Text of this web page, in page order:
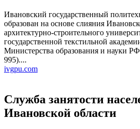
Ивановский государственный
образован на основе слияния
архитектурно-строительного
государственной текстильной
Министерства образования и науки
995)....
ivgpu.com
Служба занятости
Ивановской области